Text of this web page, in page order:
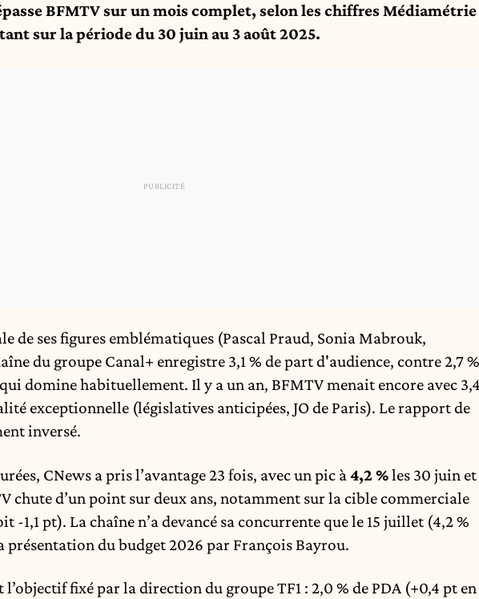
BFMTV sur un mois complet, selon les chiffres Médiamétrie
sur la période du 30 juin au 3 août 2025.
de ses figures emblématiques (Pascal Praud, Sonia Mabrouk,
du groupe Canal+ enregistre 3,1 % de part d'audience, contre 2,7 %
domine habituellement. Il y a un an, BFMTV menait encore avec
exceptionnelle (législatives anticipées, JO de Paris). Le rapport de
inversé.
CNews a pris l’avantage 23 fois, avec un pic à 4,2 %les 30 juin et
chute d’un point sur deux ans, notamment sur la cible commerciale
-1,1 pt). La chaîne n’a devancé sa concurrente que le 15 juillet (4,2 %
présentation du budget 2026 par François Bayrou.
fixé par la direction du groupe TF1 : 2,0 % de PDA (+0,4 pt en